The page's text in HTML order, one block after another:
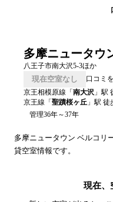
多摩ニュータウ
八王子市南大沢5-3ほか
現在空室なし
口コミ
京王相模原線 「南大沢 」駅
京王線 「聖蹟桜ヶ丘 」駅 徒
管理36年～37年
多摩ニュータウン ベルコリ
貸空室情報です。
現在、